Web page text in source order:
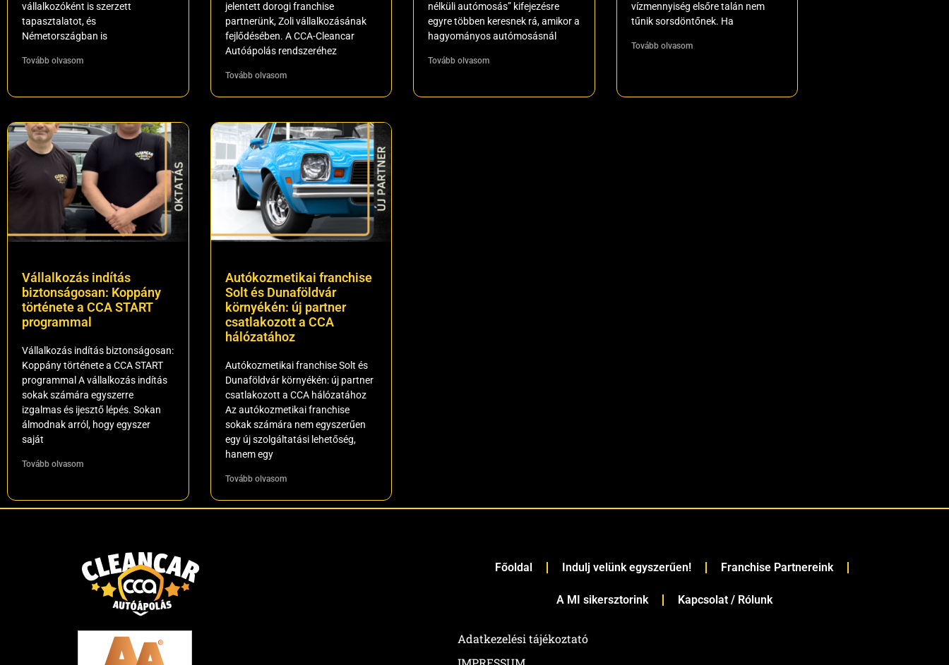
vállalkozóként is szerzett
tapasztalatot, és
Németországban is
Tovább olvasom
jelentett dorogi franchise
partnerünk, Zoli vállalkozásának
fejlődésében. A CCA-Cleancar
Autóápolás rendszeréhez
Tovább olvasom
nélküli autómosás” kifejezésre
egyre többen keresnek rá, amikor a
hagyományos autómosásnál
Tovább olvasom
vízmennyiség elsőre talán nem
tűnik sorsdöntőnek. Ha
Tovább olvasom
Vállalkozás indítás
biztonságosan: Koppány
története a CCA START
programmal
Vállalkozás indítás biztonságosan:
Koppány története a CCA START
programmal A vállalkozás indítás
sokak számára egyszerre
izgalmas és ijesztő lépés. Sokan
álmodnak arról, hogy egyszer
saját
Tovább olvasom
Autókozmetikai franchise
Solt és Dunaföldvár
környékén: új partner
csatlakozott a CCA
hálózatához
Autókozmetikai franchise Solt és
Dunaföldvár környékén: új partner
csatlakozott a CCA hálózatához
Az autókozmetikai franchise
sokak számára nem egyszerűen
egy új szolgáltatási lehetőség,
hanem egy
Tovább olvasom
Főoldal Indulj velünk egyszerűen! Franchise Partnereink
A MI sikersztorink Kapcsolat / Rólunk
Adatkezelési tájékoztató